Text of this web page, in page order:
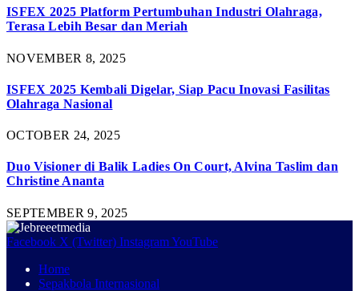
ISFEX 2025 Platform Pertumbuhan Industri Olahraga,
Terasa Lebih Besar dan Meriah
NOVEMBER 8, 2025
ISFEX 2025 Kembali Digelar, Siap Pacu Inovasi Fasilitas
Olahraga Nasional
OCTOBER 24, 2025
Duo Visioner di Balik Ladies On Court, Alvina Taslim dan
Christine Ananta
SEPTEMBER 9, 2025
Facebook X (Twitter) InstagramYouTube
Home
Sepakbola Internasional